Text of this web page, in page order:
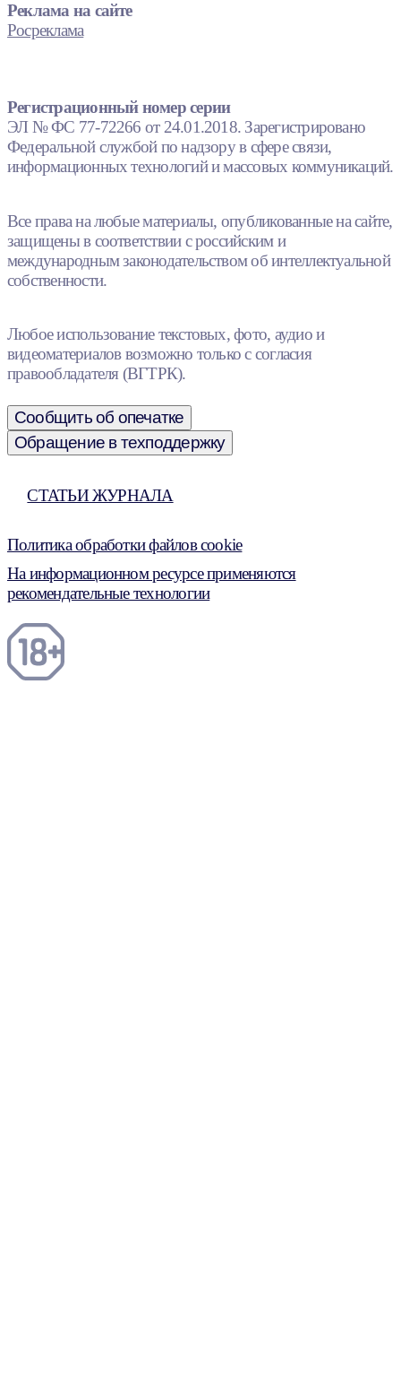
Реклама на сайте
Росреклама
Регистрационный номер серии
ЭЛ № ФС 77-72266 от 24.01.2018. Зарегистрировано
Федеральной службой по надзору в сфере связи,
информационных технологий и массовых коммуникаций.
Все права на любые материалы, опубликованные на сайте,
защищены в соответствии с российским и
международным законодательством об интеллектуальной
собственности.
Любое использование текстовых, фото, аудио и
видеоматериалов возможно только с согласия
правообладателя (ВГТРК).
Сообщить об опечатке
Обращение в техподдержку
СТАТЬИ ЖУРНАЛА
Политика обработки файлов cookie
На информационном ресурсе применяются
рекомендательные технологии